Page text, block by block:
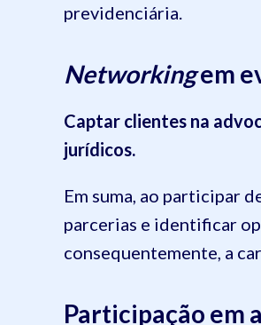
previdenciária.
Networkingem
Captar clientes na
jurídicos.
Em suma, ao participar
parcerias e identificar
consequentemente, a
Participação em